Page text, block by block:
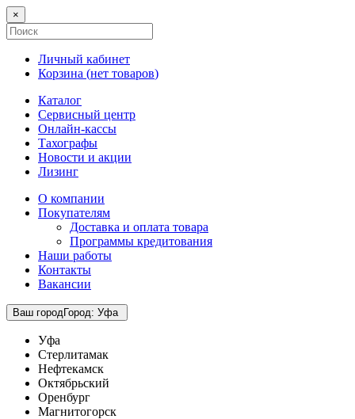
×
Личный кабинет
Корзина (нет товаров)
Каталог
Сервисный центр
Онлайн-кассы
Тахографы
Новости и акции
Лизинг
О компании
Покупателям
Доставка и оплата товара
Программы кредитования
Наши работы
Контакты
Вакансии
Ваш городГород: Уфа
Уфа
Стерлитамак
Нефтекамск
Октябрьский
Оренбург
Магнитогорск